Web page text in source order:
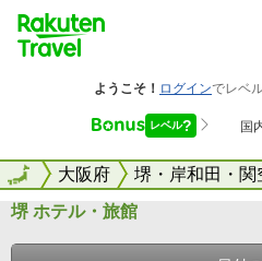
全国大阪府 堺・岸和田・関
全国
堺 ホテル・旅館